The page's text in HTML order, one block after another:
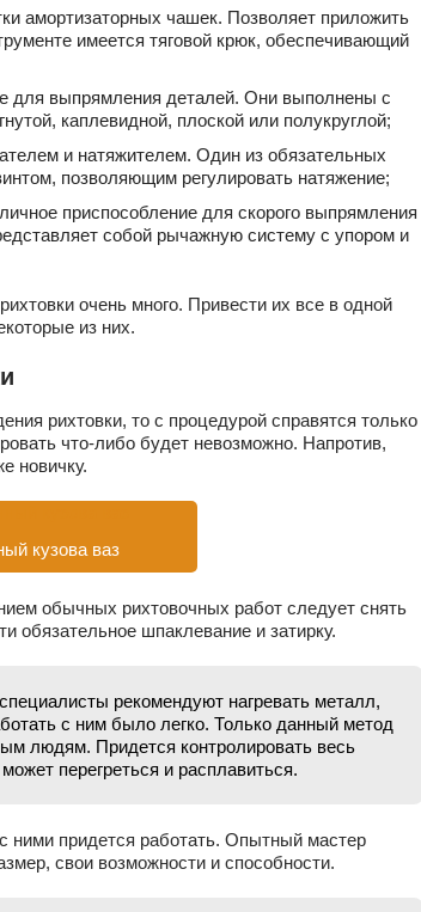
амортизаторных чашек. Позволяет приложить
имеется тяговой крюк, обеспечивающий
выпрямления деталей. Они выполнены с
каплевидной, плоской или полукруглой;
и натяжителем. Один из обязательных
позволяющим регулировать натяжение;
приспособление для скорого выпрямления
собой рычажную систему с упором и
очень много. Привести их все в одной
из них.
рихтовки, то с процедурой справятся только
что-либо будет невозможно. Напротив,
новичку.
кузова ваз
обычных рихтовочных работ следует снять
обязательное шпаклевание и затирку.
рекомендуют нагревать металл,
с ним было легко. Только данный метод
людям. Придется контролировать весь
перегреться и расплавиться.
ними придется работать. Опытный мастер
свои возможности и способности.